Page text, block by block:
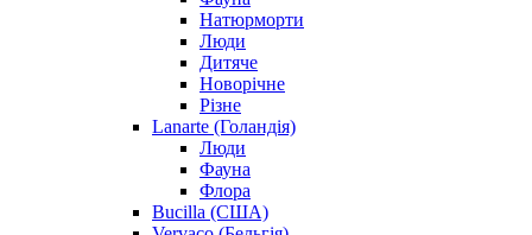
Натюрморти
Люди
Дитяче
Новорічне
Різне
Lanarte (Голандія)
Люди
Фауна
Флора
Bucilla (США)